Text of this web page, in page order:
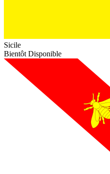
Sicile
Bientôt Disponible